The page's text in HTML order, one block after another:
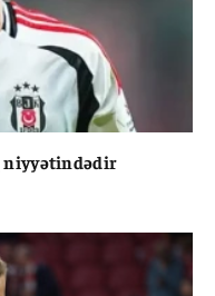
niyyətindədir